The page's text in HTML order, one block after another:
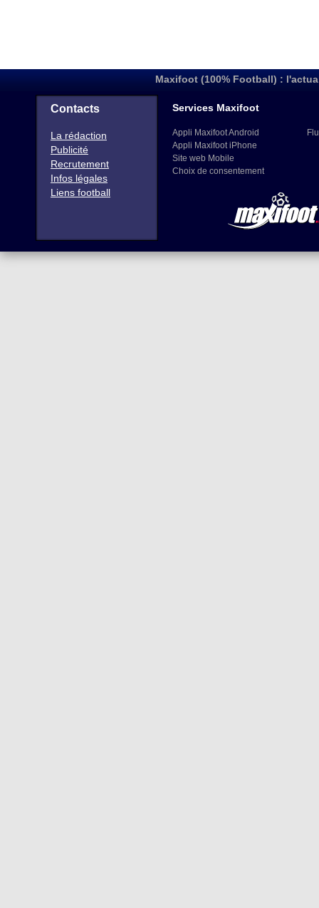
Maxifoot (100% Football) :
Contacts
La rédaction
Publicité
Recrutement
Infos légales
Liens football
Services Maxifoot
Appli Maxifoot Android
Appli Maxifoot iPhone
Site web Mobile
Choix de consentement